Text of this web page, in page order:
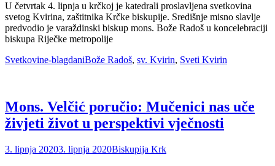
U četvrtak 4. lipnja u krčkoj je katedrali proslavljena svetkovina
svetog Kvirina, zaštitnika Krčke biskupije. Središnje misno slavlje
predvodio je varaždinski biskup mons. Bože Radoš u koncelebraciji
biskupa Riječke metropolije
Categories
Svetkovine-blagdaniTags
Bože Radoš, sv. Kvirin, Sveti Kvirin
Mons. Velčić poručio: Mučenici nas uče
živjeti život u perspektivi vječnosti
Posted
3. lipnja 20203. lipnja 2020Author
Biskupija Krk